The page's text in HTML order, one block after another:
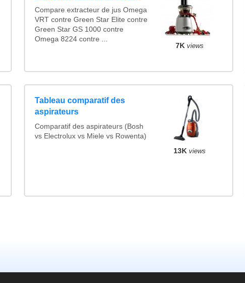
Compare extracteur de jus Omega
VRT contre Green Star Elite contre
Green Star GS 1000 contre
Omega 8224 contre ...
7K views
Tableau comparatif des
aspirateurs
Comparatif des aspirateurs (Bosh
vs Electrolux vs Miele vs Rowenta)
13K views